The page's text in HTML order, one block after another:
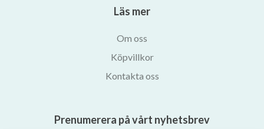
Läs mer
Om oss
Köpvillkor
Kontakta oss
Prenumerera på vårt nyhetsbrev